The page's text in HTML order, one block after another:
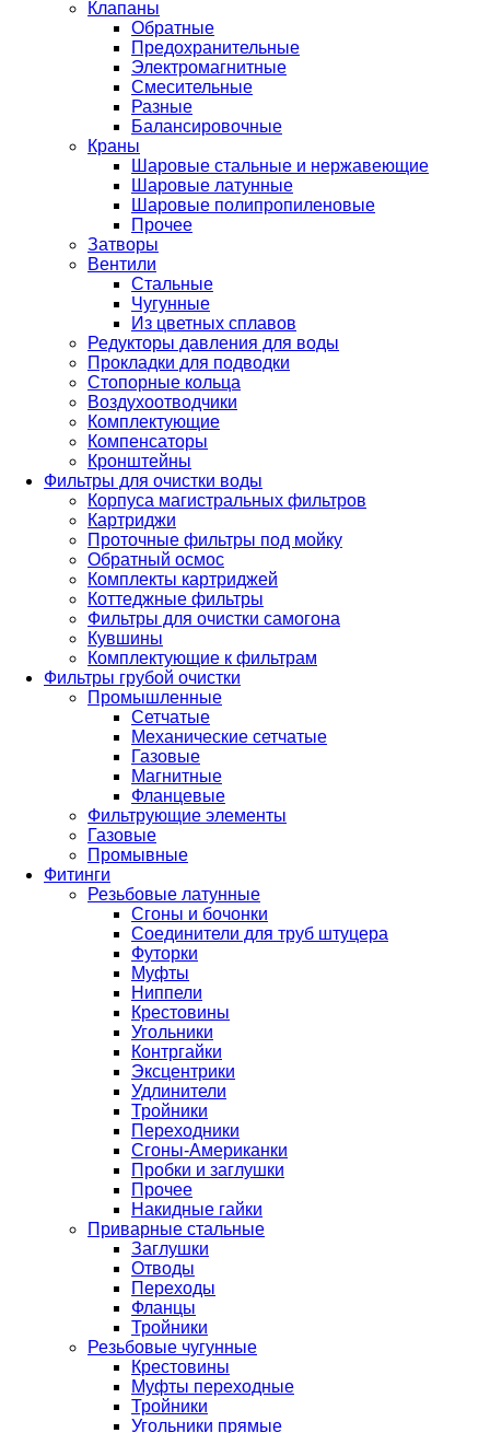
Клапаны
Обратные
Предохранительные
Электромагнитные
Смесительные
Разные
Балансировочные
Краны
Шаровые стальные и нержавеющие
Шаровые латунные
Шаровые полипропиленовые
Прочее
Затворы
Вентили
Стальные
Чугунные
Из цветных сплавов
Редукторы давления для воды
Прокладки для подводки
Стопорные кольца
Воздухоотводчики
Комплектующие
Компенсаторы
Кронштейны
Фильтры для очистки воды
Корпуса магистральных фильтров
Картриджи
Проточные фильтры под мойку
Обратный осмос
Комплекты картриджей
Коттеджные фильтры
Фильтры для очистки самогона
Кувшины
Комплектующие к фильтрам
Фильтры грубой очистки
Промышленные
Сетчатые
Механические сетчатые
Газовые
Магнитные
Фланцевые
Фильтрующие элементы
Газовые
Промывные
Фитинги
Резьбовые латунные
Сгоны и бочонки
Соединители для труб штуцера
Футорки
Муфты
Ниппели
Крестовины
Угольники
Контргайки
Эксцентрики
Удлинители
Тройники
Переходники
Сгоны-Американки
Пробки и заглушки
Прочее
Накидные гайки
Приварные стальные
Заглушки
Отводы
Переходы
Фланцы
Тройники
Резьбовые чугунные
Крестовины
Муфты переходные
Тройники
Угольники прямые